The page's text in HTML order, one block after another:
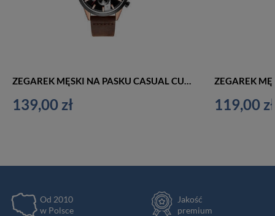
ZEGAREK MĘSKI NA PASKU CASUAL CURREN 8325 (zc024d) - CHRONOGRAF
139,00 zł 119,00 zł
Od 2010
w Polsce
Jakość
premium